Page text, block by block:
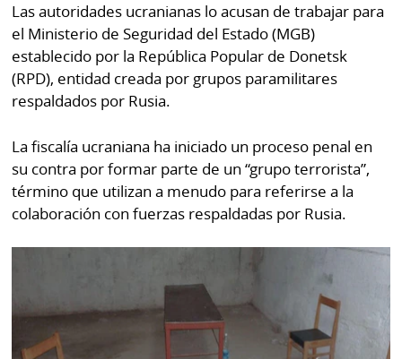
Las autoridades ucranianas lo acusan de trabajar para
el Ministerio de Seguridad del Estado (MGB)
establecido por la República Popular de Donetsk
(RPD), entidad creada por grupos paramilitares
respaldados por Rusia.
La fiscalía ucraniana ha iniciado un proceso penal en
su contra por formar parte de un “grupo terrorista”,
término que utilizan a menudo para referirse a la
colaboración con fuerzas respaldadas por Rusia.